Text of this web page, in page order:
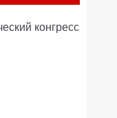
конгресс